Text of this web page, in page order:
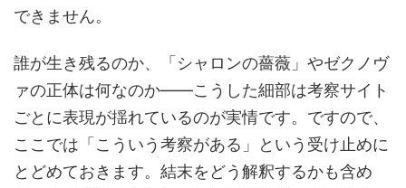
できません。
誰が生き残るのか、「シャロンの薔薇」やゼクノヴ
ァの正体は何なのか――こうした細部は考察サイト
ごとに表現が揺れているのが実情です。ですので、
ここでは「こういう考察がある」という受け止めに
とどめておきます。結末をどう解釈するかも含め